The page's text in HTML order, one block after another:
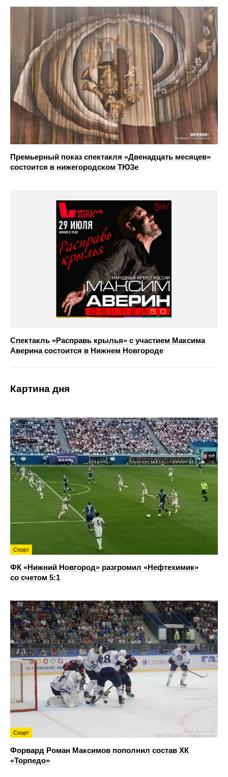
Премьерный показ спектакля «Двенадцать месяцев»
состоится в нижегородском ТЮЗе
Спектакль «Расправь крылья» с участием Максима
Аверина состоится в Нижнем Новгороде
Картина дня
Спорт
ФК «Нижний Новгород» разгромил «Нефтехимик»
со счетом 5:1
Спорт
Форвард Роман Максимов пополнил состав ХК
«Торпедо»